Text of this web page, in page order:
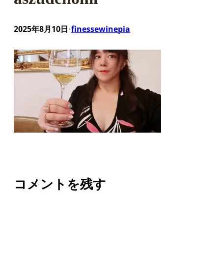
2025年8月10日•finessewinepia
コメントを残す